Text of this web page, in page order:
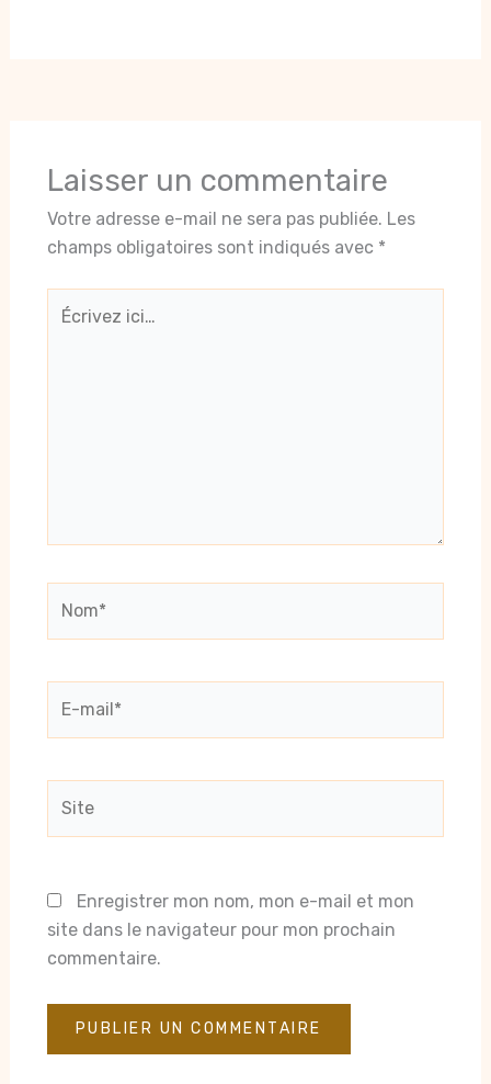
Laisser un commentaire
Votre adresse e-mail ne sera pas publiée. Les
champs obligatoires sont indiqués avec *
Écrivez
ici…
mail*
Enregistrer mon nom, mon e-mail et mon
site dans le navigateur pour mon prochain
commentaire.